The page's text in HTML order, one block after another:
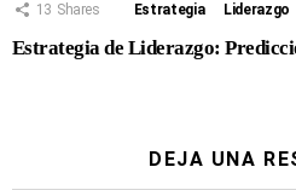
13 Shares Estrategia Liderazgo
Estrategia de Liderazgo:
DEJA UNA